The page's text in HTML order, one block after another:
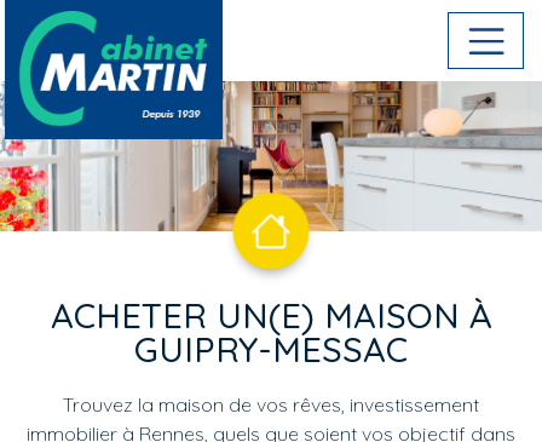
Aller au contenu principal
ACHETER UN(E) MAISON À
GUIPRY-MESSAC
Trouvez la maison de vos rêves, investissement
immobilier à Rennes, quels que soient vos objectif dans